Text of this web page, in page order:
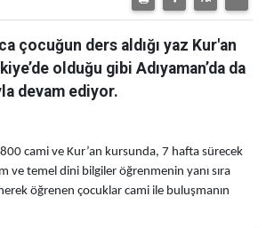
çocuğun ders aldığı yaz Kur'an
olduğu gibi Adıyaman’da da
devam ediyor.
cami ve Kur’an kursunda, 7 hafta sürecek
ve temel dini bilgiler öğrenmenin yanı sıra
öğrenen çocuklar cami ile buluşmanın